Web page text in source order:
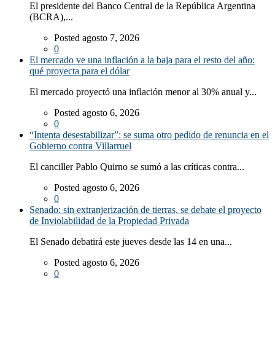
El presidente del Banco Central de la República Argentina
(BCRA),...
Posted agosto 7, 2026
0
El mercado ve una inflación a la baja para el resto del año:
qué proyecta para el dólar
El mercado proyectó una inflación menor al 30% anual y...
Posted agosto 6, 2026
0
“Intenta desestabilizar”: se suma otro pedido de renuncia en el
Gobierno contra Villarruel
El canciller Pablo Quirno se sumó a las críticas contra...
Posted agosto 6, 2026
0
Senado: sin extranjerización de tierras, se debate el proyecto
de Inviolabilidad de la Propiedad Privada
El Senado debatirá este jueves desde las 14 en una...
Posted agosto 6, 2026
0